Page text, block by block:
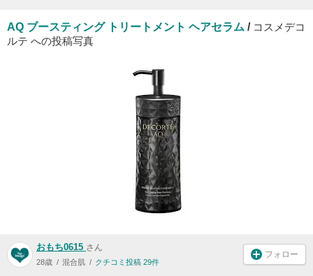
AQ ブースティング トリートメント ヘアセラム / コスメデコ
ルテ への投稿写真
おもち0615 さん
28歳 混合肌 クチコミ投稿 29件
フォロー